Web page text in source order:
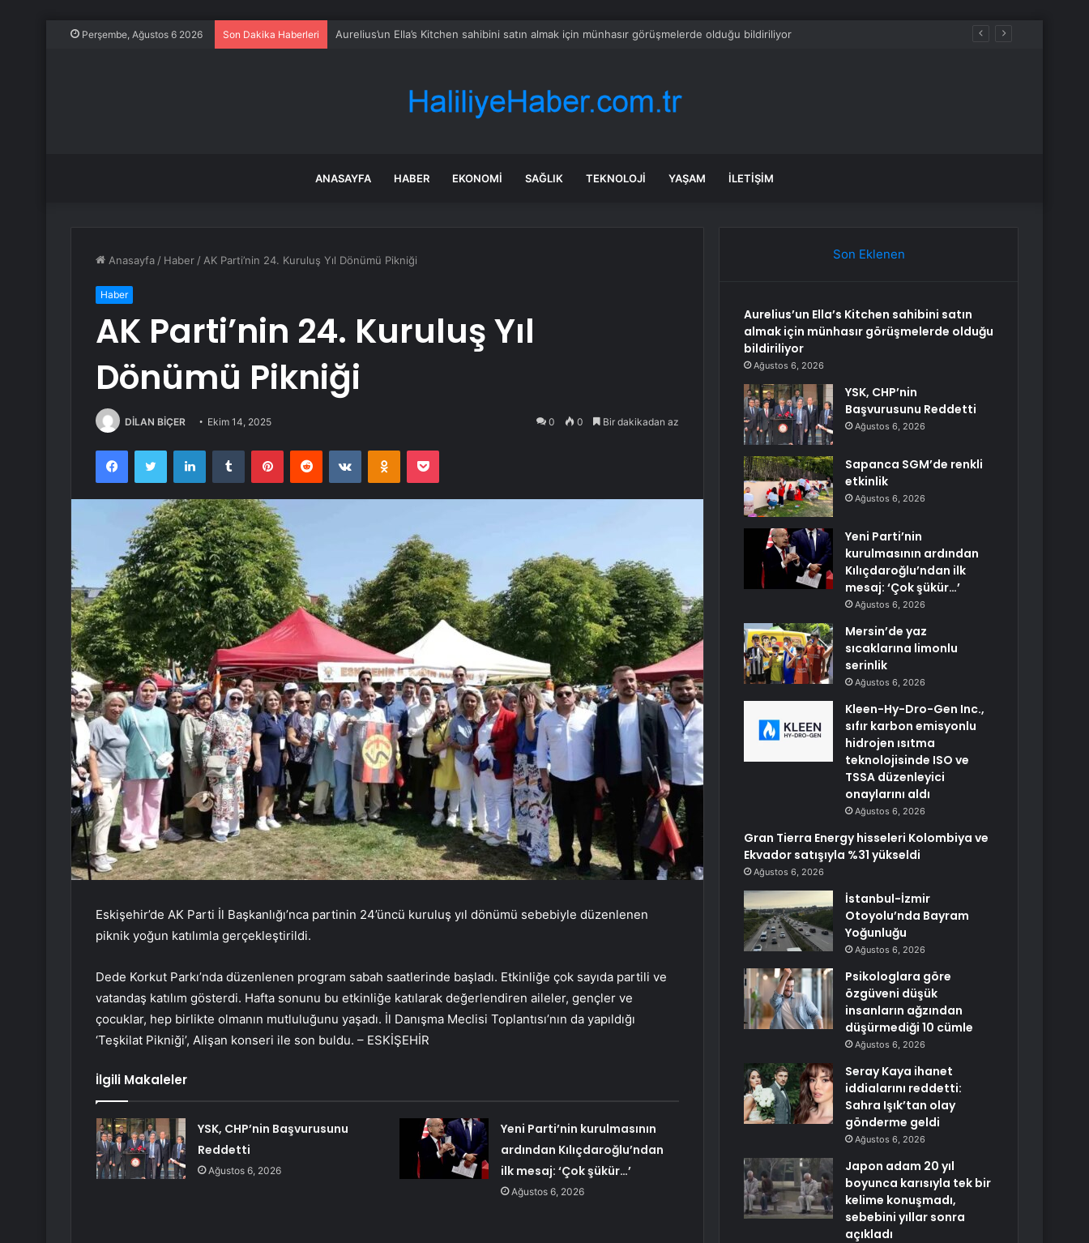
Perşembe, Ağustos 6 2026 Son Dakika Haberleri YSK, CHP’nin Başvurusunu Reddetti
ANASAYFA HABER EKONOMI SAĞLIK TEKNOLOJI YAŞAM İLETIŞIM
Anasayfa / Haber / AK Parti’nin 24. Kuruluş Yıl Dönümü Pikniği
Haber
AK Parti’nin 24. Kuruluş Yıl
Dönümü Pikniği
DİLAN BİÇER Ekim 14, 2025 0 0 Bir dakikadan az
FacebookTwitter LinkedInTumblr PinterestReddit VKontakteOdnoklassniki
Pocket
Eskişehir’de AK Parti İl Başkanlığı’nca partinin 24’üncü kuruluş yıl dönümü sebebiyle düzenlenen
piknik yoğun katılımla gerçekleştirildi.
Dede Korkut Parkı’nda düzenlenen program sabah saatlerinde başladı. Etkinliğe çok sayıda partili ve
vatandaş katılım gösterdi. Hafta sonunu bu etkinliğe katılarak değerlendiren aileler, gençler ve
çocuklar, hep birlikte olmanın mutluluğunu yaşadı. İl Danışma Meclisi Toplantısı’nın da yapıldığı
‘Teşkilat Pikniği’, Alişan konseri ile son buldu. – ESKİŞEHİR
İlgili Makaleler
YSK, CHP’nin Başvurusunu
Reddetti
Ağustos 6, 2026
Yeni Parti’nin kurulmasının
ardından Kılıçdaroğlu’ndan
ilk mesaj: ‘Çok şükür…’
Ağustos 6, 2026
Son Eklenen
Aurelius’un Ella’s Kitchen sahibini satın
almak için münhasır görüşmelerde olduğu
bildiriliyor
Ağustos 6, 2026
YSK, CHP’nin
Başvurusunu Reddetti
Ağustos 6, 2026
Sapanca SGM’de renkli
etkinlik
Ağustos 6, 2026
Yeni Parti’nin
kurulmasının ardından
Kılıçdaroğlu’ndan ilk
mesaj: ‘Çok şükür…’
Ağustos 6, 2026
Mersin’de yaz
sıcaklarına limonlu
serinlik
Ağustos 6, 2026
Kleen-Hy-Dro-Gen Inc.,
sıfır karbon emisyonlu
hidrojen ısıtma
teknolojisinde ISO ve
TSSA düzenleyici
onaylarını aldı
Ağustos 6, 2026
Gran Tierra Energy hisseleri Kolombiya ve
Ekvador satışıyla %31 yükseldi
Ağustos 6, 2026
İstanbul-İzmir
Otoyolu’nda Bayram
Yoğunluğu
Ağustos 6, 2026
Psikologlara göre
özgüveni düşük
insanların ağzından
düşürmediği 10 cümle
Ağustos 6, 2026
Seray Kaya ihanet
iddialarını reddetti:
Sahra Işık’tan olay
gönderme geldi
Ağustos 6, 2026
Japon adam 20 yıl
boyunca karısıyla tek bir
kelime konuşmadı,
sebebini yıllar sonra
açıkladı